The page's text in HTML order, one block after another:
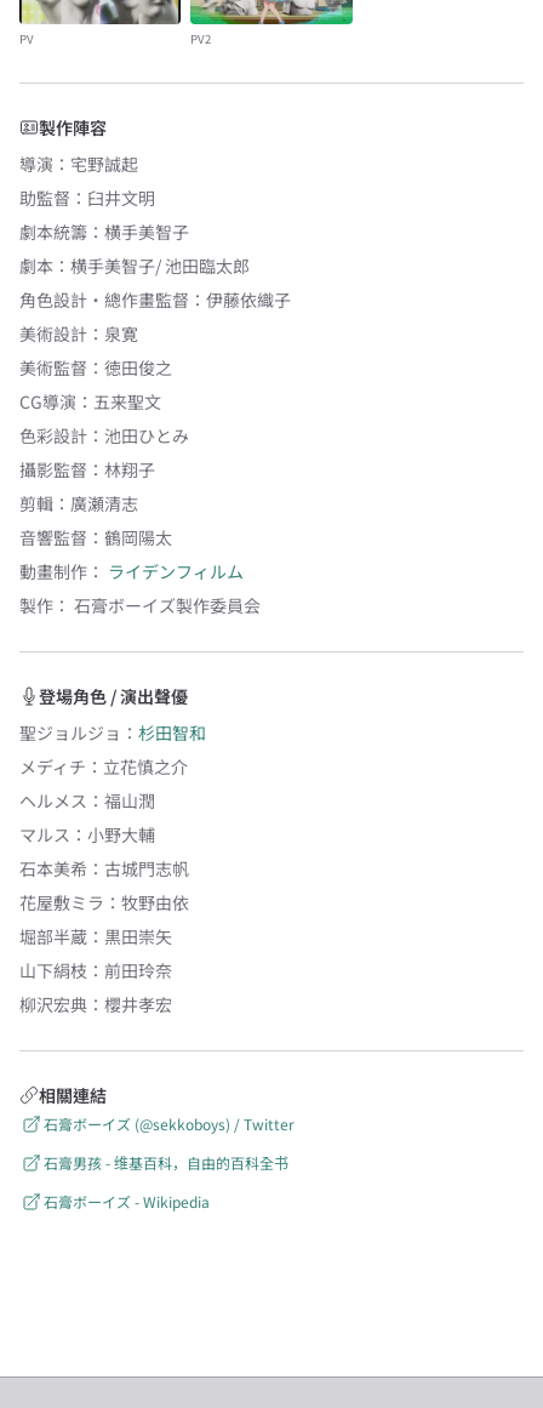
PV PV2
製作陣容
導演 ： 宅野誠起
助監督 ： 臼井文明
劇本統籌 ： 横手美智子
劇本 ： 横手美智子/ 池田臨太郎
角色設計・總作畫監督 ： 伊藤依織子
美術設計 ： 泉寛
美術監督 ： 徳田俊之
CG導演 ： 五来聖文
色彩設計 ： 池田ひとみ
攝影監督 ： 林翔子
剪輯 ： 廣瀬清志
音響監督 ： 鶴岡陽太
動畫制作： ライデンフィルム
製作： 石膏ボーイズ製作委員会
登場角色 / 演出聲優
聖ジョルジョ ： 杉田智和
メディチ ： 立花慎之介
ヘルメス ： 福山潤
マルス ： 小野大輔
石本美希 ： 古城門志帆
花屋敷ミラ ： 牧野由依
堀部半蔵 ： 黒田崇矢
山下絹枝 ： 前田玲奈
柳沢宏典 ： 櫻井孝宏
相關連結
石膏ボーイズ (@sekkoboys) / Twitter
石膏男孩 - 维基百科，自由的百科全书
石膏ボーイズ - Wikipedia